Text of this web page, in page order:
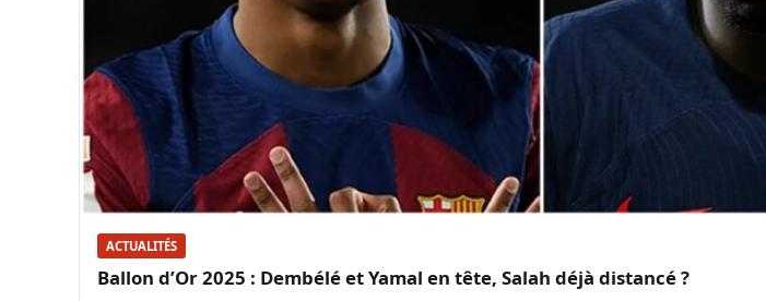
ACTUALITÉS
Ballon d’Or 2025 : Dembélé et Yamal en tête, Salah déjà distancé ?